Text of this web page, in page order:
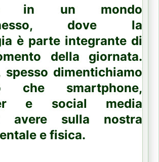
in un mondo
dove la
è parte integrante di
della giornata.
spesso dimentichiamo
che smartphone,
e social media
avere sulla nostra
e fisica.